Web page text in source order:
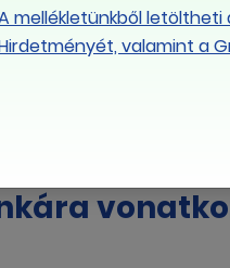
is megtehetjük
ehhez, az állami
az ügyfél azonosítása
készül. A
az
mellékletünkből letöltheti
valamint a